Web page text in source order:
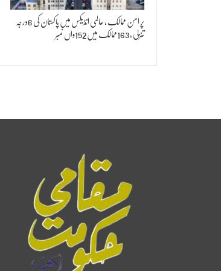
پر امن ممالک ، عالمی انڈیکس میں پاکستان کی 6درجہ
تنزلی ، 163ممالک میں 152واں نمبر